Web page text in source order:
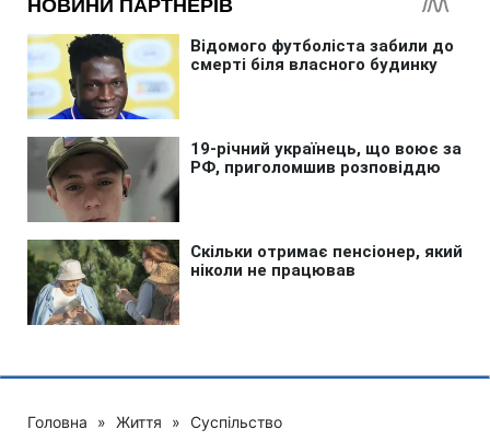
Головна » Життя » Суспільство